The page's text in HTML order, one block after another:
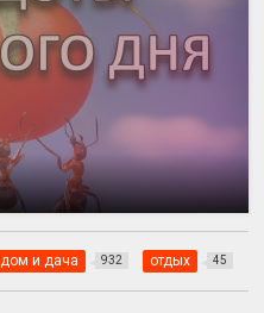
дом и дача 932 отдых 45